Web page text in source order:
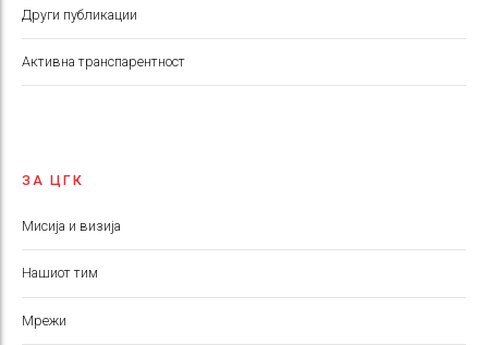
Други публикации
Aктивна транспарентност
ЗА ЦГК
Мисија и визија
Нашиот тим
Мрежи